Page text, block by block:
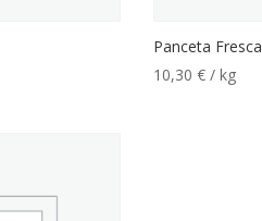
Panceta Fresca
10,30 € / kg